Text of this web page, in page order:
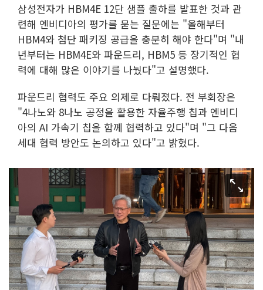
삼성전자가 HBM4E 12단 샘플 출하를 발표한 것과 관
련해 엔비디아의 평가를 묻는 질문에는 "올해부터
HBM4와 첨단 패키징 공급을 충분히 해야 한다"며 "내
년부터는 HBM4E와 파운드리, HBM5 등 장기적인 협
력에 대해 많은 이야기를 나눴다"고 설명했다.
파운드리 협력도 주요 의제로 다뤄졌다. 전 부회장은
"4나노와 8나노 공정을 활용한 자율주행 칩과 엔비디
아의 AI 가속기 칩을 함께 협력하고 있다"며 "그 다음
세대 협력 방안도 논의하고 있다"고 밝혔다.